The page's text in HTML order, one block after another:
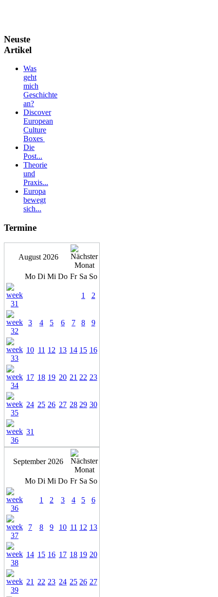
Neuste
Artikel
Was
geht
mich
Geschichte
an?
Discover
European
Culture
Boxes
Die
Post...
Theorie
und
Praxis...
Europa
bewegt
sich...
Termine
August 2026
Mo Di Mi Do Fr Sa So
1 2
3 4 5 6 7 8 9
10 11 12 13 14 15 16
17 18 19 20 21 22 23
24 25 26 27 28 29 30
31
September 2026
Mo Di Mi Do Fr Sa So
1 2 3 4 5 6
7 8 9 10 11 12 13
14 15 16 17 18 19 20
21 22 23 24 25 26 27